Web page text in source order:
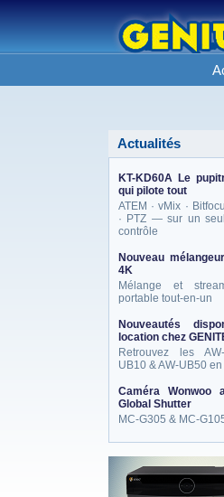
Actualités
KT-KD60A Le
qui pilote tout
ATEM · vMix ·
· PTZ — sur un
contrôle
Nouveau
4K
Mélange et
portable tout-en-un
Nouveautés
location chez
Retrouvez les
UB10 & AW-UB50
Caméra Wonwoo
Global Shutter
MC-G305 & MC-